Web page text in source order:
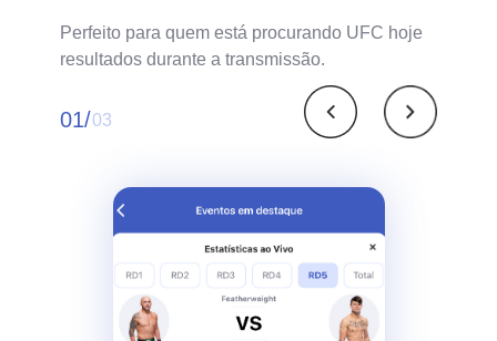
Perfeito para quem está procurando UFC hoje
resultados durante a transmissão.
03
01/